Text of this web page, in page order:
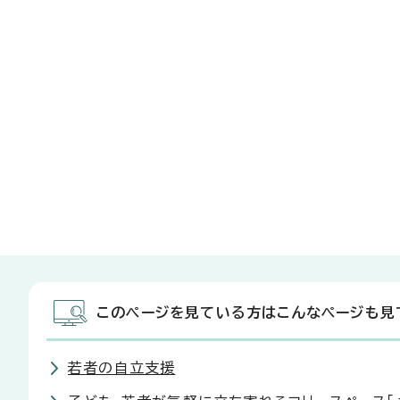
このページを見ている方はこんなページも見
若者の自立支援